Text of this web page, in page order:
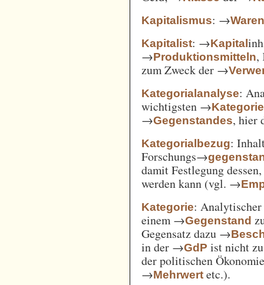
Kapitalismus: →
Kapitalist: →Kapital
→Produktionsmitteln,
zum Zweck der →
Kategorialanalyse:
wichtigsten →
→Gegenstandes, hier
Kategorialbezug:
Forschungs→
damit Festlegung
werden kann (vgl. →
Kategorie:
einem →Gegenstand
Gegensatz dazu →
in der →GdP ist nicht
der politischen
→Mehrwert etc.).